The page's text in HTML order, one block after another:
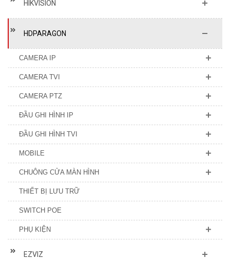
HIKVISION
HDPARAGON
CAMERA IP
CAMERA TVI
CAMERA PTZ
ĐẦU GHI HÌNH IP
ĐẦU GHI HÌNH TVI
MOBILE
CHUÔNG CỬA MÀN HÌNH
THIẾT BỊ LƯU TRỮ
SWITCH POE
PHỤ KIỆN
EZVIZ